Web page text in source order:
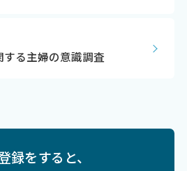
る主婦の意識調査
録をすると、